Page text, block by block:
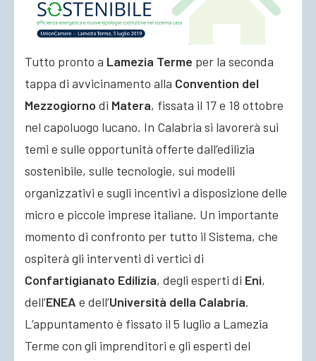
Tutto pronto a Lamezia Terme per la seconda
tappa di avvicinamento alla Convention del
Mezzogiorno di Matera, fissata il 17 e 18 ottobre
nel capoluogo lucano. In Calabria si lavorerà sui
temi e sulle opportunità offerte dall’edilizia
sostenibile, sulle tecnologie, sui modelli
organizzativi e sugli incentivi a disposizione delle
micro e piccole imprese italiane. Un importante
momento di confronto per tutto il Sistema, che
ospiterà gli interventi di vertici di
Confartigianato Edilizia, degli esperti di Eni,
dell’ENEA e dell’Università della Calabria.
L’appuntamento è fissato il 5 luglio a Lamezia
Terme con gli imprenditori e gli esperti del